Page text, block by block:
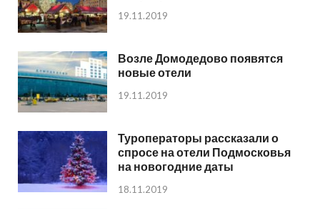
19.11.2019
Возле Домодедово появятся
новые отели
19.11.2019
Туроператоры рассказали о
спросе на отели Подмосковья
на новогодние даты
18.11.2019